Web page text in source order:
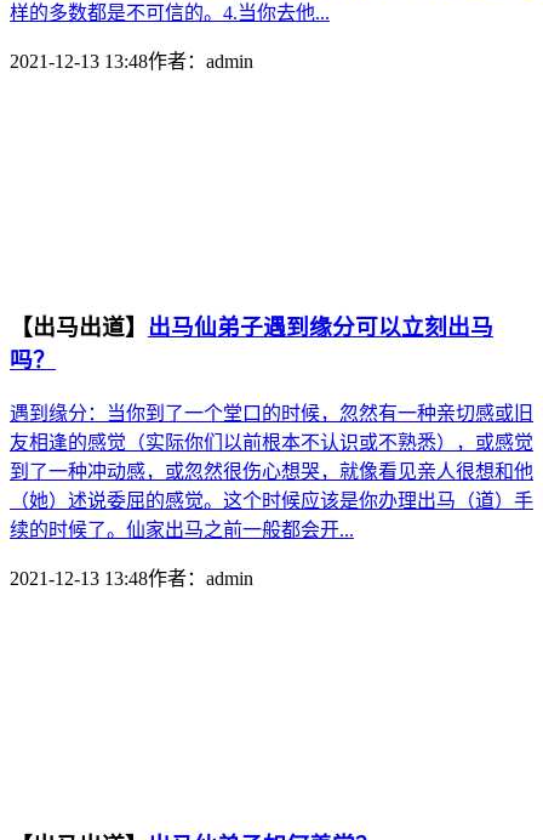
样的多数都是不可信的。4.当你去他...
2021-12-13 13:48作者： admin
【出马出道】 出马仙弟子遇到缘分可以立刻出马
吗？
遇到缘分：当你到了一个堂口的时候，忽然有一种亲切感或旧
友相逢的感觉（实际你们以前根本不认识或不熟悉），或感觉
到了一种冲动感，或忽然很伤心想哭，就像看见亲人很想和他
（她）述说委屈的感觉。这个时候应该是你办理出马（道）手
续的时候了。仙家出马之前一般都会开...
2021-12-13 13:48作者： admin